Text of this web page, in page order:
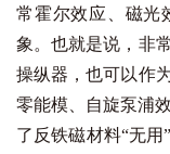
常霍尔效应、磁光
象。也就是说，非
操纵器，也可以作
零能模、自旋泵浦
了反铁磁材料“无